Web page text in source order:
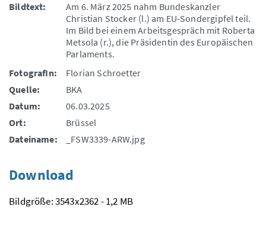
Bildtext:
Am 6. März 2025 nahm Bundeskanzler
Christian Stocker (l.) am EU-Sondergipfel teil.
Im Bild bei einem Arbeitsgespräch mit Roberta
Metsola (r.), die Präsidentin des Europäischen
Parlaments.
FotografIn:
Florian Schroetter
Quelle:
BKA
Datum:
06.03.2025
Ort:
Brüssel
Dateiname:
_FSW3339-ARW.jpg
Download
Bildgröße: 3543x2362 - 1,2 MB